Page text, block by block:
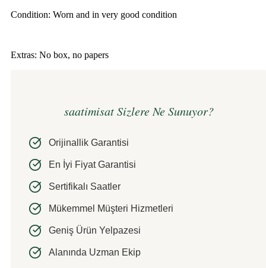
Condition: Worn and in very good condition
Extras: No box, no papers
saatimisat Sizlere Ne Sunuyor?
Orijinallik Garantisi
En İyi Fiyat Garantisi
Sertifikalı Saatler
Mükemmel Müşteri Hizmetleri
Geniş Ürün Yelpazesi
Alanında Uzman Ekip